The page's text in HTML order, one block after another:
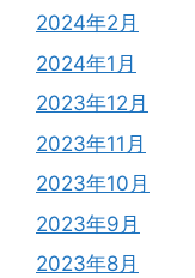
2024年2月
2024年1月
2023年12月
2023年11月
2023年10月
2023年9月
2023年8月